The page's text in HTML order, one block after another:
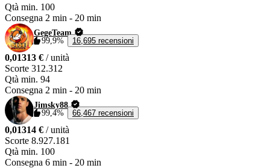
Qtà min. 100
Consegna 2 min - 20 min
GegeTeam
99,9%
16,695 recensioni
0,01313 € / unità
Scorte 312.312
Qtà min. 94
Consegna 2 min - 20 min
Jimsky88
99,4%
66,467 recensioni
0,01314 € / unità
Scorte 8.927.181
Qtà min. 100
Consegna 6 min - 20 min